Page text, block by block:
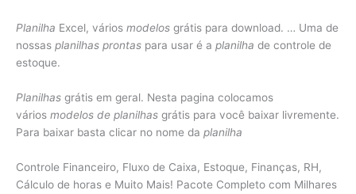
Planilha Excel, vários modelos grátis para download. … Uma de
nossas planilhas prontas para usar é a planilha de controle de
estoque.
Planilhas grátis em geral. Nesta pagina colocamos
vários modelos de planilhas grátis para você baixar livremente.
Para baixar basta clicar no nome da planilha
Controle Financeiro, Fluxo de Caixa, Estoque, Finanças, RH,
Cálculo de horas e Muito Mais! Pacote Completo com Milhares